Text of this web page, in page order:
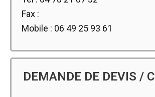
Fax :
Mobile : 06 49 25 93 61
DEMANDE DE DEVIS /